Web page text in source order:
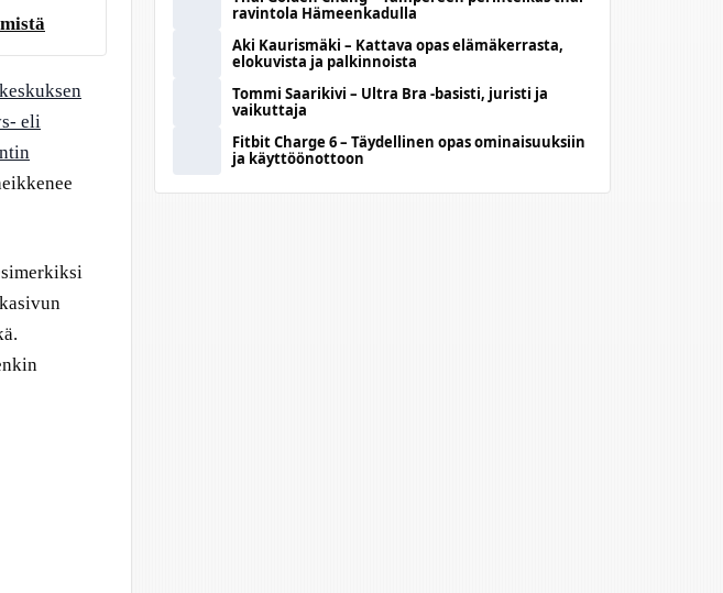
eli
ravintola Hämeenkadulla
Aki Kaurismäki – Kattava opas elämäkerrasta,
elokuvista ja palkinnoista
Tommi Saarikivi – Ultra Bra -basisti, juristi ja
vaikuttaja
Fitbit Charge 6 – Täydellinen opas ominaisuuksiin
ja käyttöönottoon